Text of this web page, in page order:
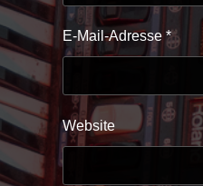
E-Mail-Adresse *
Website